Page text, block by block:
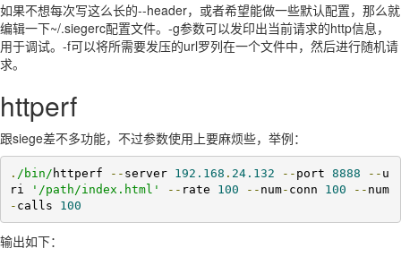
如果不想每次写这么长的--header，或者希望能做一些默认配置，那么就
编辑一下~/.siegerc配置文件。-g参数可以发印出当前请求的http信息，
用于调试。-f可以将所需要发压的url罗列在一个文件中，然后进行随机请
求。
httperf
跟siege差不多功能，不过参数使用上要麻烦些，举例：
. /bin/ httperf -- server 192.168 . 24.132 -- port 8888 -- u
ri
'/path/index.html' -- rate 100 -- num- conn 100 -- num
- calls 100
输出如下：